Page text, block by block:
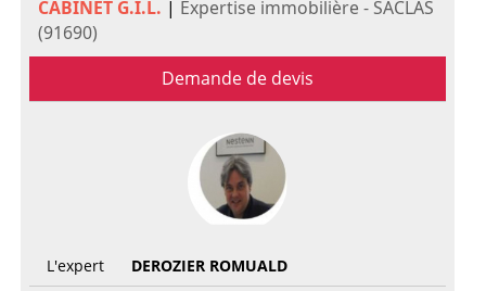
CABINET G.I.L. | Expertise immobilière - SACLAS
(91690)
Demande de devis
L'expert
DEROZIER ROMUALD